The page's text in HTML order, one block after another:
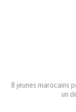
8 jeunes marocains
un